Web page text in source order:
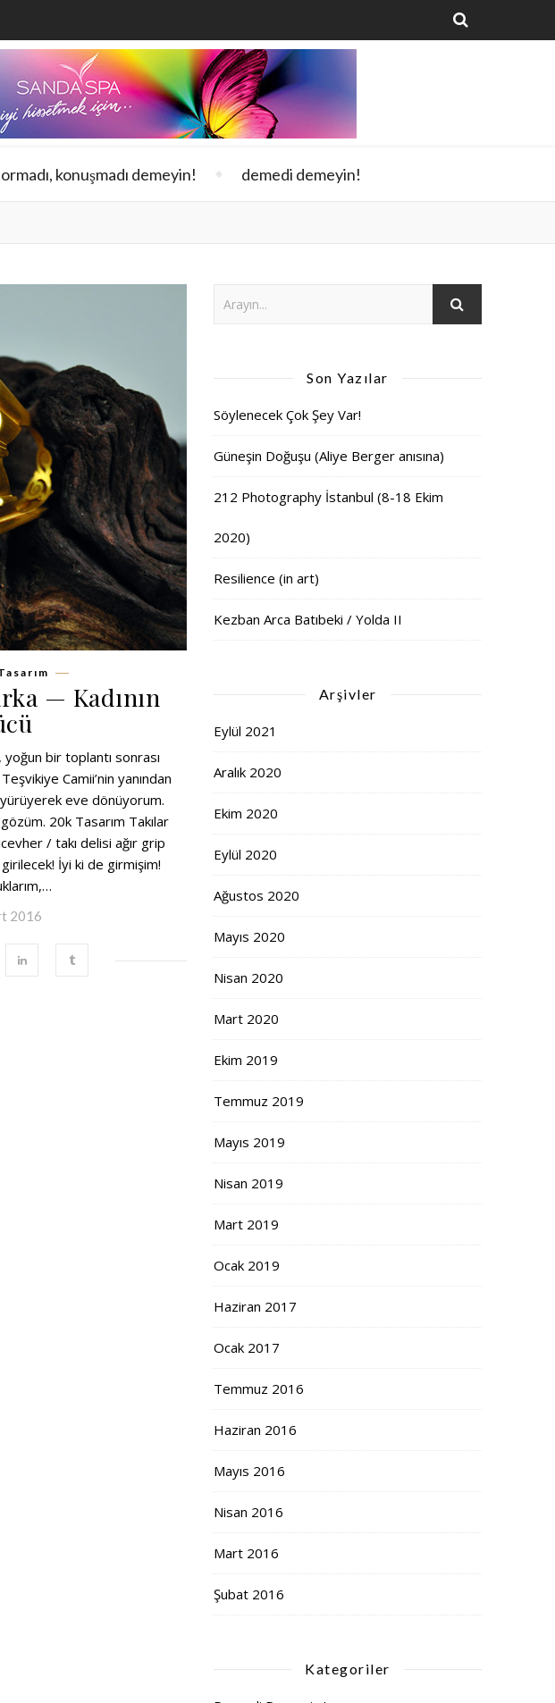
konuşmadı demeyin! demedi demeyin!
— Kadının
bir toplantı sonrası
Camii’nin yanından
eve dönüyorum.
20k Tasarım Takılar
/ takı delisi ağır grip
İyi ki de girmişim!
2016
Son Yazılar
Söylenecek Çok Şey Var!
Güneşin Doğuşu (Aliye Berger anısına)
212 Photography İstanbul (8-18 Ekim
2020)
Resilience (in art)
Kezban Arca Batıbeki / Yolda II
Arşivler
Eylül 2021
Aralık 2020
Ekim 2020
Eylül 2020
Ağustos 2020
Mayıs 2020
Nisan 2020
Mart 2020
Ekim 2019
Temmuz 2019
Mayıs 2019
Nisan 2019
Mart 2019
Ocak 2019
Haziran 2017
Ocak 2017
Temmuz 2016
Haziran 2016
Mayıs 2016
Nisan 2016
Mart 2016
Şubat 2016
Kategoriler